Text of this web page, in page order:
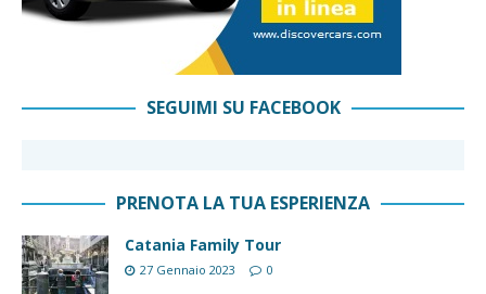
SEGUIMI SU FACEBOOK
PRENOTA LA TUA ESPERIENZA
Catania Family Tour
27 Gennaio 2023 0